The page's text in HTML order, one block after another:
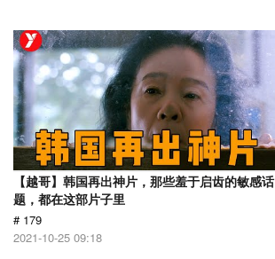
【越哥】韩国再出神片，那些羞于启齿的敏感话
题，都在这部片子里
# 179
2021-10-25 09:18